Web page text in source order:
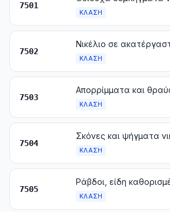
7501
ΚΛΆΣΗ
7502
Νικέλιο σε
ΚΛΆΣΗ
7503
ΚΛΆΣΗ
7504
Σκόνες και ψήγματα
ΚΛΆΣΗ
7505
ΚΛΆΣΗ